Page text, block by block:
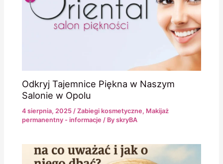
Odkryj Tajemnice Piękna w Naszym
Salonie w Opolu
4 sierpnia, 2025 /Zabiegi kosmetyczne, Makijaż
permanentny - informacje / ByskryBA